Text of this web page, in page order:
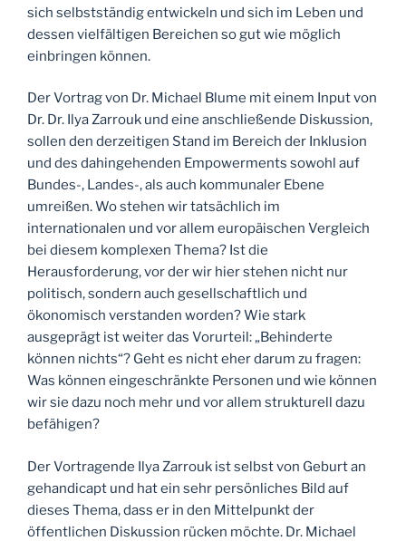
sich selbstständig entwickeln und sich im Leben und
dessen vielfältigen Bereichen so gut wie möglich
einbringen können.
Der Vortrag von Dr. Michael Blume mit einem Input von
Dr. Dr. Ilya Zarrouk und eine anschließende Diskussion,
sollen den derzeitigen Stand im Bereich der Inklusion
und des dahingehenden Empowerments sowohl auf
Bundes-, Landes-, als auch kommunaler Ebene
umreißen. Wo stehen wir tatsächlich im
internationalen und vor allem europäischen Vergleich
bei diesem komplexen Thema? Ist die
Herausforderung, vor der wir hier stehen nicht nur
politisch, sondern auch gesellschaftlich und
ökonomisch verstanden worden? Wie stark
ausgeprägt ist weiter das Vorurteil: „Behinderte
können nichts“? Geht es nicht eher darum zu fragen:
Was können eingeschränkte Personen und wie können
wir sie dazu noch mehr und vor allem strukturell dazu
befähigen?
Der Vortragende Ilya Zarrouk ist selbst von Geburt an
gehandicapt und hat ein sehr persönliches Bild auf
dieses Thema, dass er in den Mittelpunkt der
öffentlichen Diskussion rücken möchte. Dr. Michael